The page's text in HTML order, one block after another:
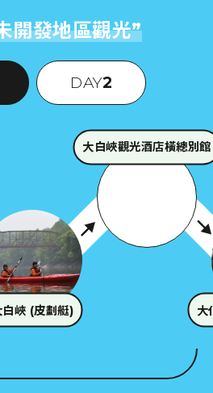
開發地區觀光”
DAY2
白峽 (皮劃艇)
大白峽觀光酒店橫總別館
大